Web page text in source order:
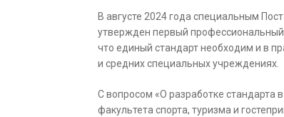
В августе 2024 года специальным
утвержден первый
что единый стандарт необходим и в
и средних специальных учреждениях.
С вопросом «О разработке стандарта
факультета спорта, туризма и